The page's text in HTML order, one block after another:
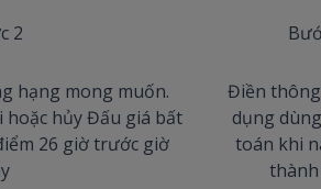
2
hạng mong muốn.
hoặc hủy Đấu giá bất
26 giờ trước giờ
Điền
dụng
toán khi